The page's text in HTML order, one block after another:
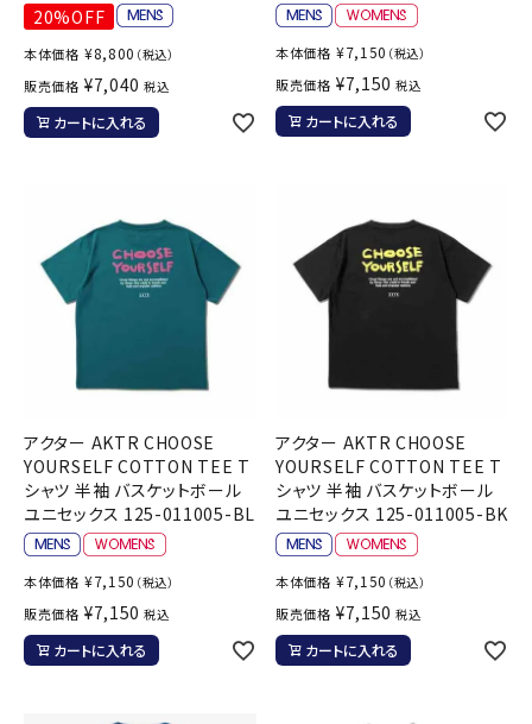
20%OFF
本体価格 ¥8,800 （税込）
販売価格 ¥7,040 税込
カートに入れる
本体価格 ¥7,150 （税込）
販売価格 ¥7,150 税込
カートに入れる
アクター AKTR CHOOSE
YOURSELF COTTON TEE T
シャツ 半袖 バスケットボール
ユニセックス 125-011005-BL
本体価格 ¥7,150 （税込）
販売価格 ¥7,150 税込
カートに入れる
アクター AKTR CHOOSE
YOURSELF COTTON TEE T
シャツ 半袖 バスケットボール
ユニセックス 125-011005-BK
本体価格 ¥7,150 （税込）
販売価格 ¥7,150 税込
カートに入れる